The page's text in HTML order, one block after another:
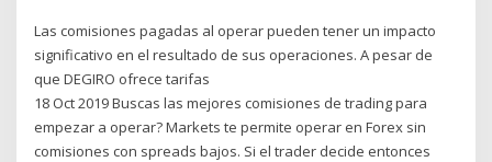
Las comisiones pagadas al operar pueden tener un impacto
significativo en el resultado de sus operaciones. A pesar de
que DEGIRO ofrece tarifas
18 Oct 2019 Buscas las mejores comisiones de trading para
empezar a operar? Markets te permite operar en Forex sin
comisiones con spreads bajos. Si el trader decide entonces